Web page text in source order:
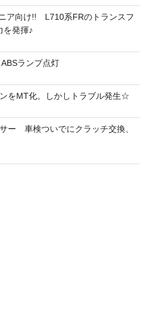
ア向け!! L710系FRのトランスフ
を発揮♪
ランプ点灯
をMT化。しかしトラブル発生☆
ー 車検ついでにクラッチ交換、